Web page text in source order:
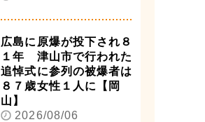
広島に原爆が投下され８
１年 津山市で行われた
追悼式に参列の被爆者は
８７歳女性１人に【岡
山】
2026/08/06